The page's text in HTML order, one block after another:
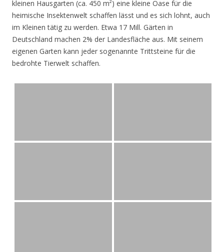
kleinen Hausgarten (ca. 450 m²) eine kleine Oase für die
heimische Insektenwelt schaffen lässt und es sich lohnt, auch
im Kleinen tätig zu werden. Etwa 17 Mill. Gärten in
Deutschland machen 2% der Landesfläche aus. Mit seinem
eigenen Garten kann jeder sogenannte Trittsteine für die
bedrohte Tierwelt schaffen.